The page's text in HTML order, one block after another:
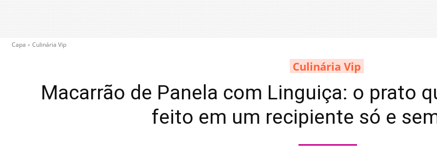
Capa Culinária Vip
Culinária Vip
Macarrão de Panela com Linguiça: o prato
feito em um recipiente só e